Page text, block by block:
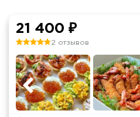
21 400 ₽
2 отзывов